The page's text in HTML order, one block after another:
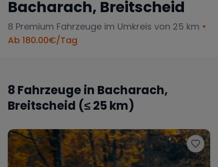
Mercedes BMW
Porsche Lamborghini
Bacharach, Breitscheid
8 Premium Fahrzeuge im Umkreis von 25 km •
Ab 180.00€/Tag
8 Fahrzeuge in Bacharach,
Breitscheid (≤ 25 km)